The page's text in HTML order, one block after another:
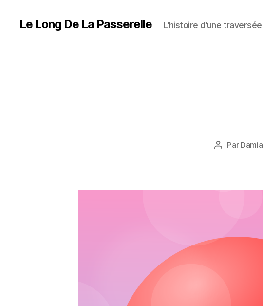
Le Long De La Passerelle L'histoire d'une traversée
Auteur
Par Damia